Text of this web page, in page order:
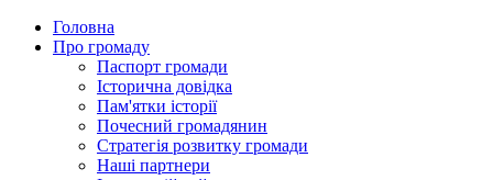
Головна
Про громаду
Паспорт громади
Історична довідка
Пам'ятки історії
Почесний громадянин
Стратегія розвитку громади
Наші партнери